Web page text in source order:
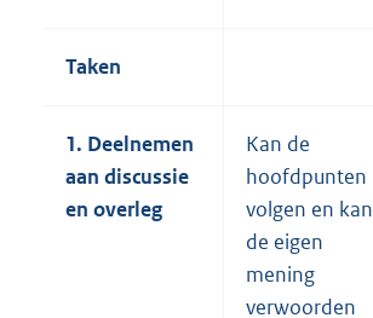
Taken
1. Deelnemen
aan discussie
en overleg
Kan de
hoofdpunten
volgen en kan
de eigen
mening
verwoorden